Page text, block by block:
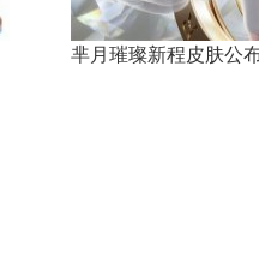
芈月璀璨新程皮肤公